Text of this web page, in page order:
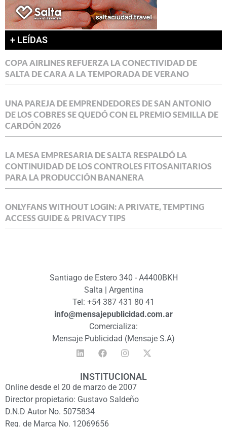
+ LEÍDAS
COPA AIRLINES REFUERZA LA CONECTIVIDAD DE
SALTA DE CARA A LA TEMPORADA DE VERANO
UNA PAREJA DE EMPRENDEDORES DE SAN ANTONIO
DE LOS COBRES SE QUEDÓ CON EL PREMIO SEMILLA DE
CARDÓN 2026
LA MESA EMPRESARIA DE SALTA RESPALDÓ LA
CONTINUIDAD DE LOS CONTROLES FITOSANITARIOS
PARA LA PRODUCCIÓN BANANERA
ONLYFANS WITHOUT LOGIN: A PRIVATE, TEMPTING
ACCESS GUIDE & PRIVACY TIPS
Santiago de Estero 340 - A4400BKH
Salta | Argentina
Tel: +54 387 431 80 41
info@mensajepublicidad.com.ar
Comercializa:
Mensaje Publicidad (Mensaje S.A)
INSTITUCIONAL
Online desde el 20 de marzo de 2007
Director propietario: Gustavo Saldeño
D.N.D Autor No. 5075834
Reg. de Marca No. 12069656